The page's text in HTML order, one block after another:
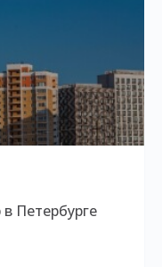
Петербурге